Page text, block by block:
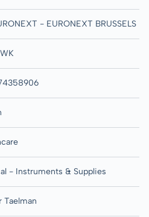
- EURONEXT BRUSSELS
- Instruments & Supplies
Taelman